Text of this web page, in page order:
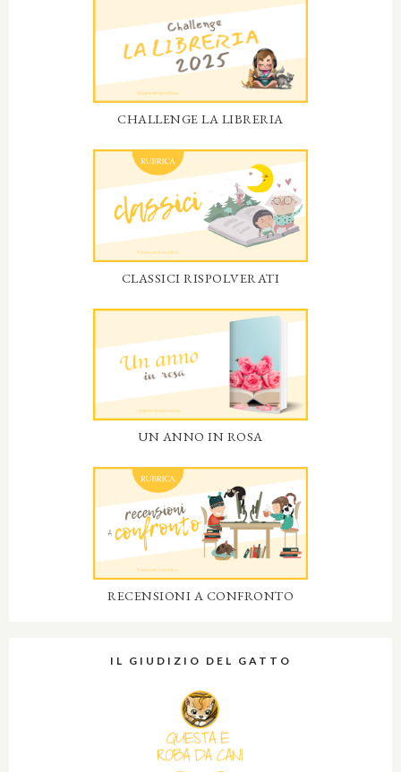
CHALLENGE LA LIBRERIA
CLASSICI RISPOLVERATI
UN ANNO IN ROSA
RECENSIONI A CONFRONTO
IL GIUDIZIO DEL GATTO